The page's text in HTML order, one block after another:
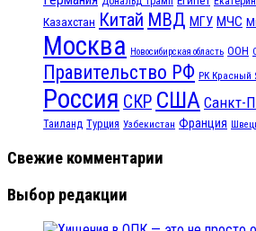
Казахстан Китай МВД МГУ МЧС
Москва Новосибирская область ООН
Правительство РФ РК Красный
Россия СКР США Санкт-
Таиланд Турция Узбекистан Франция
Свежие комментарии
Выбор редакции